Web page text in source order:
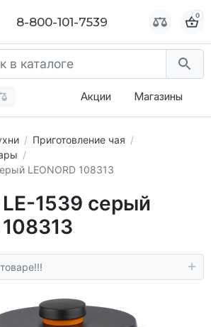
8-800-101-7539 0
Акции Магазины
Приготовление чая
LEONORD 108313
1539 серый
108313
8-800-101-7539 0